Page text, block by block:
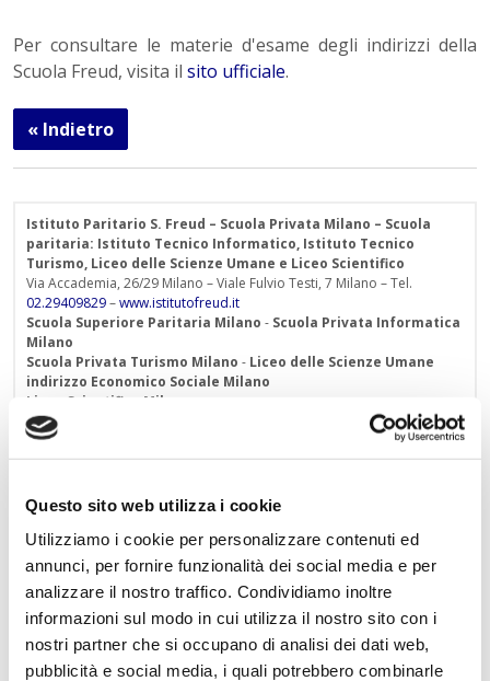
Questo sito web utilizza i cookie
Utilizziamo i cookie per personalizzare contenuti ed
annunci, per fornire funzionalità dei social media e per
analizzare il nostro traffico. Condividiamo inoltre
informazioni sul modo in cui utilizza il nostro sito con i
nostri partner che si occupano di analisi dei dati web,
pubblicità e social media, i quali potrebbero combinarle
Per consultare le materie d'esame degli indirizzi della
Scuola Freud, visita il sito ufficiale.
« Indietro
Istituto Paritario S. Freud – Scuola Privata Milano – Scuola
paritaria: Istituto Tecnico Informatico, Istituto Tecnico
Turismo, Liceo delle Scienze Umane e Liceo Scientifico
Via Accademia, 26/29 Milano – Viale Fulvio Testi, 7 Milano – Tel.
02.29409829–www.istitutofreud.it
Scuola Superiore Paritaria Milano - Scuola Privata Informatica
Milano
Scuola Privata Turismo Milano - Liceo delle Scienze Umane
indirizzo Economico Sociale Milano
Liceo Scientifico Milano
Contattaci per maggiori informazioni:
info@istitutofreud.it
Lascia un commento
L'indirizzo email non verrà pubblicato. I campi
obbligatori sono contrassegnati con*
Nome*